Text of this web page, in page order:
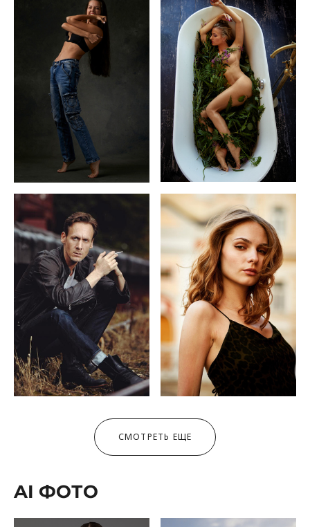
СМОТРЕТЬ ЕЩЕ
AI ФОТО